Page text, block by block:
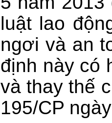
luật lao
ngơi và an
định này có
và thay thế
195/CP